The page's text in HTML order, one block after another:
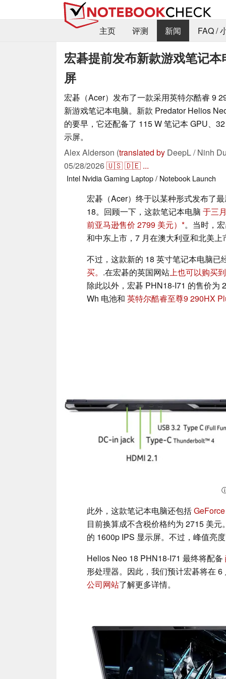
主页 评测 新闻 FAQ /
宏碁提前发布新款游戏笔记
屏
宏碁（Acer）发布了一款采用英特尔酷睿 9
新游戏笔记本电脑。新款 Predator Helios
的要早，它还配备了 115 W 笔记本 GPU、
示屏。
Alex Alderson (translated by DeepL / Ninh
05/28/2026🇺🇸🇩🇪 ...
Intel NvidiaGaming Laptop / Notebook Launch
宏碁（Acer）终于以某种形式发布了
18。回顾一下，这款笔记本电脑 于三
前亚马逊售价 2799 美元）
。当时，
和中东上市，7 月在澳大利亚和北美上
不过，这款新的 18 英寸笔记本电脑
买。 .在宏碁的英国网站上也可以购买
除此以外，宏碁 PHN18-I71 的售价为
Wh 电池和 英特尔酷睿至尊9 290HX
此外，这款笔记本电脑还包括
目前换算成不含税价格约为 2715 美
的 1600p IPS 显示屏。不过，峰值亮
Helios Neo 18 PHN18-I71 最终将配备
形处理器。因此，我们预计宏碁将在
公司网站了解更多详情。